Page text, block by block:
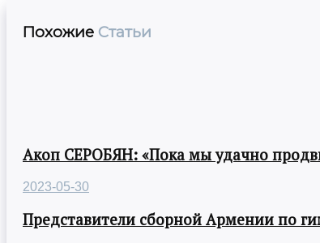
Похожие Статьи
Акоп СЕРОБЯН: «Пока мы удачно
2023-05-30
Представители сборной Армении по